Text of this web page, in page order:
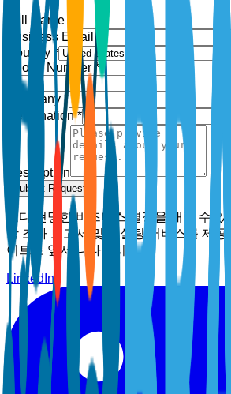
Full Name *
Business Email *
Country *
Phone Number *
Company *
Designation *
Description
Submit Request
보다 현명한 비즈니스 결정을 내릴 수
장 조사 보고서 및 컨설팅 서비스를 제공
이트로 앞서 나타십시오.
LinkedIn